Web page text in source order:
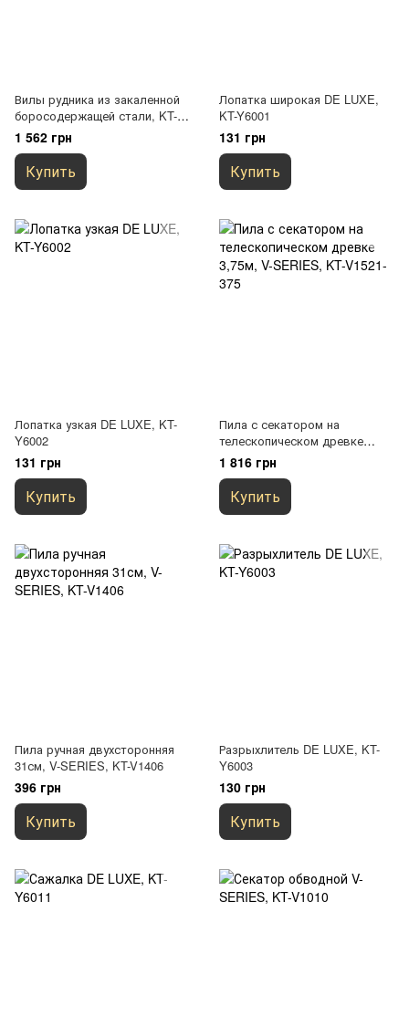
Вилы рудника из закаленной
боросодержащей стали, KT-
V2031
1 562 грн
Купить
Лопатка широкая DE LUXE,
KT-Y6001
131 грн
Купить
Лопатка узкая DE LUXE, KT-
Y6002
131 грн
Купить
Пила с секатором на
телескопическом древке
3,75м, V-SERIES, KT-V1521-
1 816 грн
Купить
Пила ручная двухсторонняя
31см, V-SERIES, KT-V1406
396 грн
Купить
Разрыхлитель DE LUXE, KT-
Y6003
130 грн
Купить